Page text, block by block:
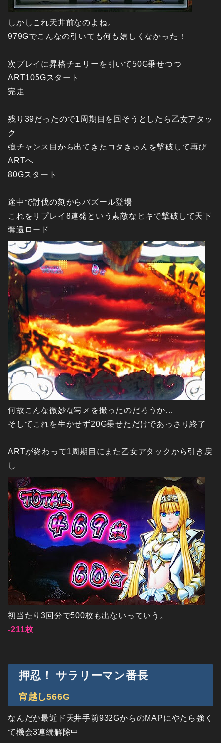
しかしこれ天井前なのよね。
979Gでこんなの引いても何も嬉しくなかった！
次プレイに昇格チェリーを引いて50G乗せつつ
ART105Gスタート
完走
残り39だったので1周期目を回そうとしたら乙女アタッ
ク
強チャンス目から出てきたコタきゅんを撃破して再び
ARTへ
80Gスタート
途中で討伐の刻からバズール登場
これをリプレイ8連発という素敵なヒキで撃破して天下
奪還ロード
何故こんな微妙な写メを撮ったのだろうか…
そしてこれを生かせず20G乗せただけであっさり終了
ARTが終わって1周期目にまた乙女アタックから引き戻
し
初当たり3回分で500枚も出ないっていう。
-211枚
押忍！ サラリーマン番長
宵越し566G
なんだか最近ド天井手前932GからのMAPにやたら強く
て機会3連続解除中